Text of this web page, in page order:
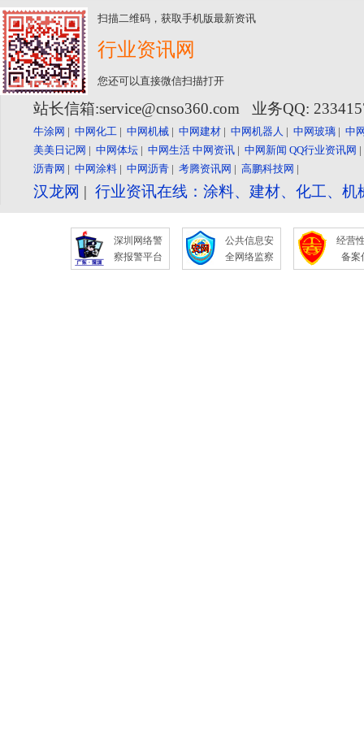
扫描二维码，获取手机版最新资讯
行业资讯网
您还可以直接微信扫描打开
站长信箱:service@cnso360.com 业务QQ:
牛涂网 | 中网化工 | 中网机械 | 中网建材 | 中网机器人 | 中网玻璃 | 中
美美日记网 | 中网体坛 | 中网生活 中网资讯 | 中网新闻 QQ行业资讯网
沥青网 | 中网涂料 | 中网沥青 | 考腾资讯网 | 高鹏科技网 |
汉龙网 | 行业资讯在线：涂料、建材、化工、
深圳网络警
察报警平台
公共信息安
全网络监察
经营
备案